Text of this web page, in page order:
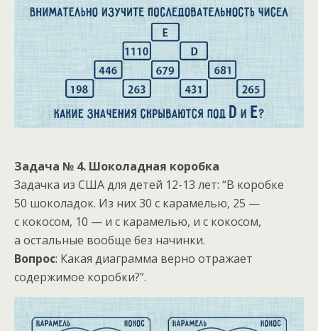
Задача № 4. Шоколадная коробка
Задачка из США для детей 12-13 лет: “В коробке
50 шоколадок. Из них 30 с карамелью, 25 —
с кокосом, 10 — и с карамелью, и с кокосом,
а остальные вообще без начинки.
Вопрос: Какая диаграмма верно отражает
содержимое коробки?”.